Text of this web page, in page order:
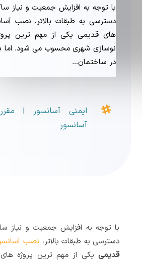
با توجه به افزایش جمعیت و نیاز
دسترسی به طبقات بالاتر، نصب
های قدیمی یکی از مهم ترین
نوسازی شهری محسوب می شود. اما
در ساختمان…
 ایمنی آسانسور |
آسانسور
با توجه به افزایش جمعیت و نیاز
دسترسی به طبقات بالاتر، نصب
قدیمییکی از مهم ترین پروژه